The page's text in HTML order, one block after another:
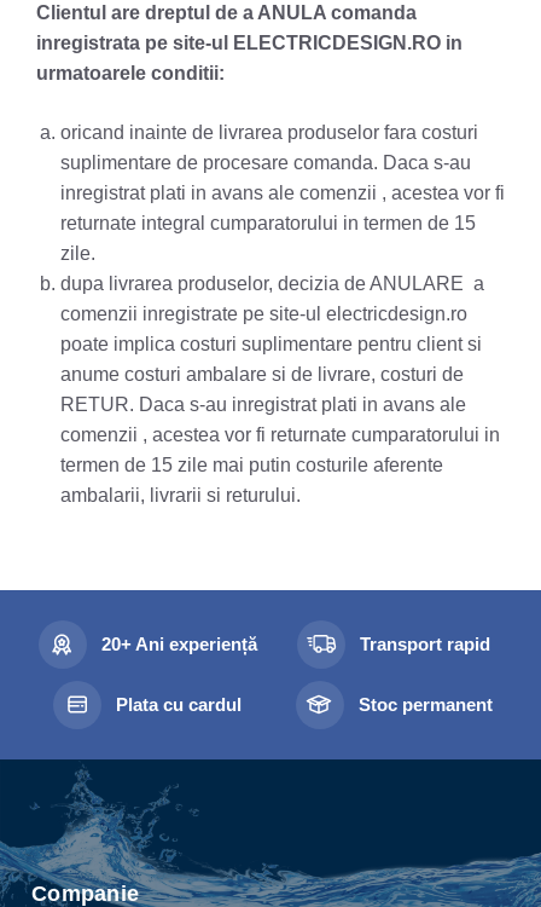
Clientul are dreptul de a ANULA comanda
inregistrata pe site-ul ELECTRICDESIGN.RO in
urmatoarele conditii:
oricand inainte de livrarea produselor fara costuri
suplimentare de procesare comanda. Daca s-au
inregistrat plati in avans ale comenzii , acestea vor fi
returnate integral cumparatorului in termen de 15
zile.
dupa livrarea produselor, decizia de ANULARE a
comenzii inregistrate pe site-ul electricdesign.ro
poate implica costuri suplimentare pentru client si
anume costuri ambalare si de livrare, costuri de
RETUR. Daca s-au inregistrat plati in avans ale
comenzii , acestea vor fi returnate cumparatorului in
termen de 15 zile mai putin costurile aferente
ambalarii, livrarii si returului.
20+ Ani experiență Transport rapid
Plata cu cardul Stoc permanent
Companie